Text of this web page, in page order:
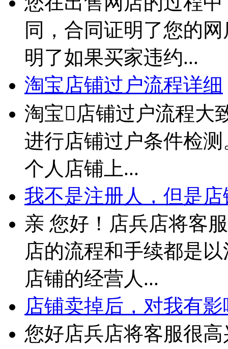
同，合同证明了您的
明了如果买家违约...
淘宝店铺过户流程详细
淘宝店铺过户流程大
进行店铺过户条件检
个人店铺上...
我不是注册人，但是
亲 您好！店兵店将客
店的流程和手续都是
店铺的经营人...
店铺卖掉后，对我有
您好店兵店将客服很